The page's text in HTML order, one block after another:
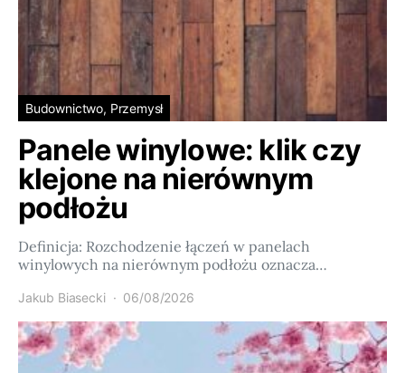
Budownictwo, Przemysł
Panele winylowe: klik czy
klejone na nierównym
podłożu
Definicja: Rozchodzenie łączeń w panelach
winylowych na nierównym podłożu oznacza…
Jakub Biasecki 06/08/2026